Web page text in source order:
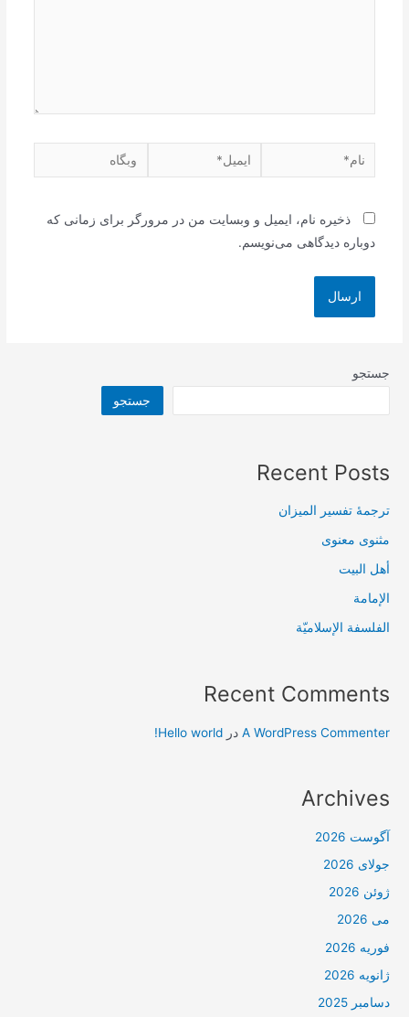
نام* ایمیل* وبگاه
ذخیره نام، ایمیل و وبسایت من در مرورگر برای زمانی که
دوباره دیدگاهی می‌نویسم.
جستجو
جستجو
Recent Posts
ترجمۀ تفسیر المیزان
مثنوی معنوی
أهل البيت
الإمامة
الفلسفة الإسلاميّة
Recent Comments
A WordPress Commenter درHello world!
Archives
آگوست 2026
جولای 2026
ژوئن 2026
می 2026
فوریه 2026
ژانویه 2026
دسامبر 2025